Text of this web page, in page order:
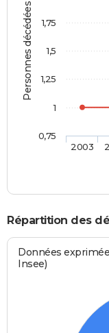
Personnes décédées
2003
0,75
1
1,25
1,5
1,75
Répartition des
Données
Insee)